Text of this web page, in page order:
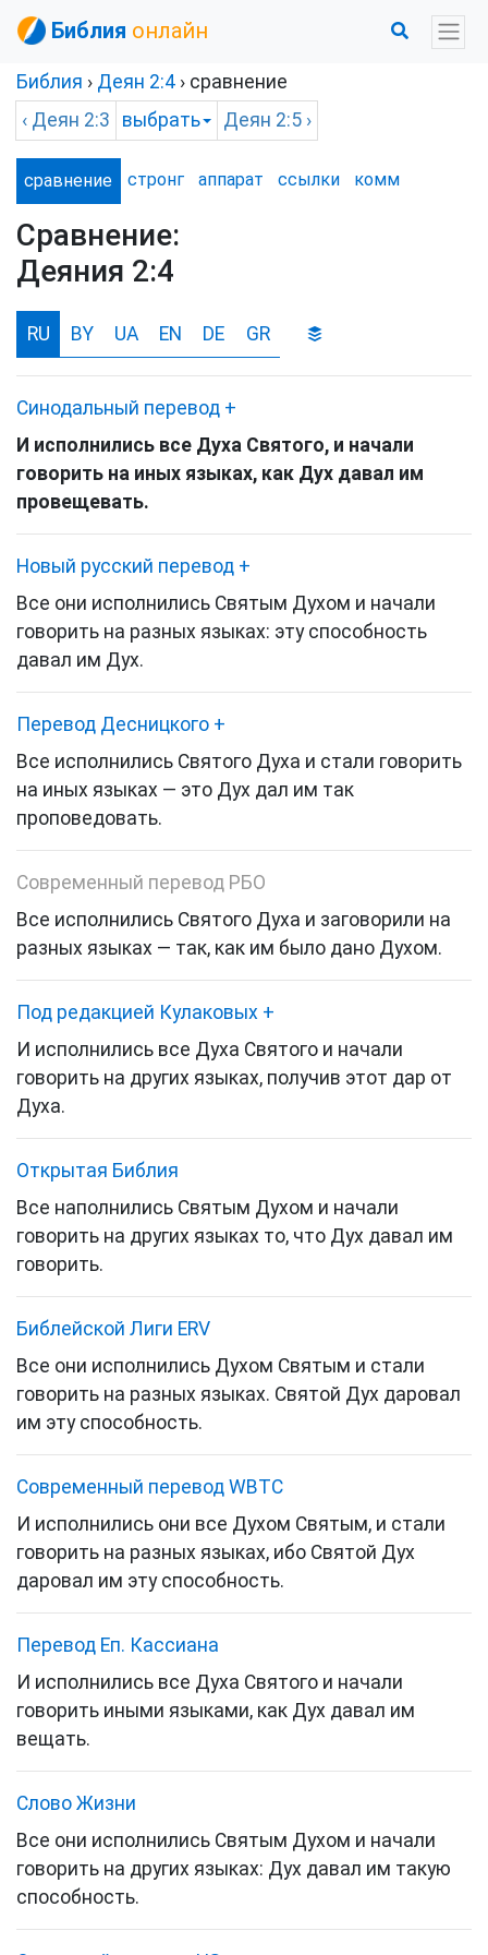
Библия онлайн
Библия › Деян 2:4 › сравнение
‹ Деян 2:3 выбрать Деян 2:5 ›
сравнение стронг аппарат ссылки комм
Сравнение:
Деяния 2:4
RU BY UA EN DE GR
Синодальный перевод +
И исполнились все Духа Святого, и начали
говорить на иных языках, как Дух давал им
провещевать.
Новый русский перевод +
Все они исполнились Святым Духом и начали
говорить на разных языках: эту способность
давал им Дух.
Перевод Десницкого +
Все исполнились Святого Духа и стали говорить
на иных языках — это Дух дал им так
проповедовать.
Современный перевод РБО
Все исполнились Святого Духа и заговорили на
разных языках — так, как им было дано Духом.
Под редакцией Кулаковых +
И исполнились все Духа Святого и начали
говорить на других языках, получив этот дар от
Духа.
Открытая Библия
Все наполнились Святым Духом и начали
говорить на других языках то, что Дух давал им
говорить.
Библейской Лиги ERV
Все они исполнились Духом Святым и стали
говорить на разных языках. Святой Дух даровал
им эту способность.
Cовременный перевод WBTC
И исполнились они все Духом Святым, и стали
говорить на разных языках, ибо Святой Дух
даровал им эту способность.
Перевод Еп. Кассиана
И исполнились все Духа Святого и начали
говорить иными языками, как Дух давал им
вещать.
Слово Жизни
Все они исполнились Святым Духом и начали
говорить на других языках: Дух давал им такую
способность.